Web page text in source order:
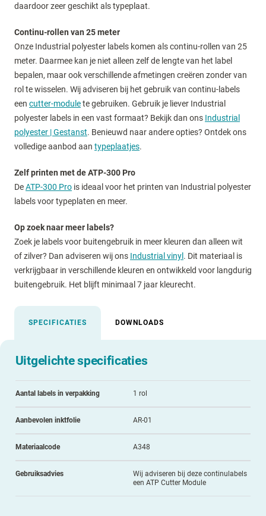
daardoor zeer geschikt als typeplaat.
Continu-rollen van 25 meter
Onze Industrial polyester labels komen als continu-rollen van 25
meter. Daarmee kan je niet alleen zelf de lengte van het label
bepalen, maar ook verschillende afmetingen creëren zonder van
rol te wisselen. Wij adviseren bij het gebruik van continu-labels
een cutter-modulete gebruiken. Gebruik je liever Industrial
polyester labels in een vast formaat? Bekijk dan ons Industrial
polyester | Gestanst. Benieuwd naar andere opties? Ontdek ons
volledige aanbod aan typeplaatjes.
Zelf printen met de ATP-300 Pro
DeATP-300 Pro is ideaal voor het printen van Industrial polyester
labels voor typeplaten en meer.
Op zoek naar meer labels?
Zoek je labels voor buitengebruik in meer kleuren dan alleen wit
of zilver? Dan adviseren wij ons Industrial vinyl . Dit materiaal is
verkrijgbaar in verschillende kleuren en ontwikkeld voor langdurig
buitengebruik. Het blijft minimaal 7 jaar kleurecht.
SPECIFICATIES DOWNLOADS
Uitgelichte specificaties
Aantal labels in verpakking 1 rol
Aanbevolen inktfolie AR-01
Materiaalcode A348
Gebruiksadvies
Wij adviseren bij deze continulabels
een ATP Cutter Module